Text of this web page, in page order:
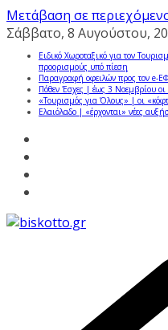
Μετάβαση σε
Σάββατο, 8 Αυγούστου,
Ειδικό Χωροταξικό για τον
προορισμούς υπό πίεση
Παραγραφή οφειλών προς τον e-
Πόθεν Έσχες | έως 3 Νοεμβρίου
«Τουρισμός για Όλους» | οι
Ελαιόλαδο | «έρχονται» νέες